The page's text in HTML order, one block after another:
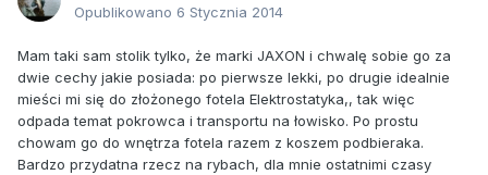
Opublikowano 6 Stycznia 2014
Mam taki sam stolik tylko, że marki JAXON i chwalę sobie go za
dwie cechy jakie posiada: po pierwsze lekki, po drugie idealnie
mieści mi się do złożonego fotela Elektrostatyka,, tak więc
odpada temat pokrowca i transportu na łowisko. Po prostu
chowam go do wnętrza fotela razem z koszem podbieraka.
Bardzo przydatna rzecz na rybach, dla mnie ostatnimi czasy